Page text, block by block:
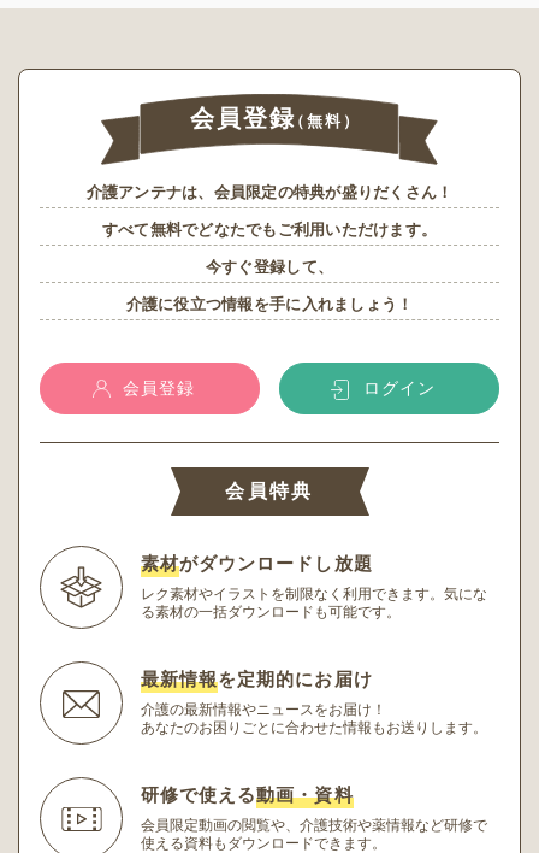
会員登録（無料）
介護アンテナは、会員限定の特典が盛りだくさん！
すべて無料でどなたでもご利用いただけます。
今すぐ登録して、
介護に役立つ情報を手に入れましょう！
会員登録 ログイン
会員特典
素材がダウンロードし放題
レク素材やイラストを制限なく利用できます。 気にな
る素材の一括ダウンロードも可能です。
最新情報を定期的にお届け
介護の最新情報やニュースをお届け！
あなたのお困りごとに合わせた情報もお送りします。
研修で使える動画・資料
会員限定動画の閲覧や、介護技術や薬情報など研修で
使える資料もダウンロードできます。